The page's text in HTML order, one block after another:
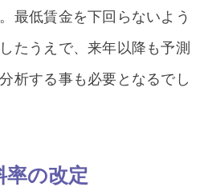
最低賃金を下回らないよう
たうえで、来年以降も予測
析する事も必要となるでし
の改定